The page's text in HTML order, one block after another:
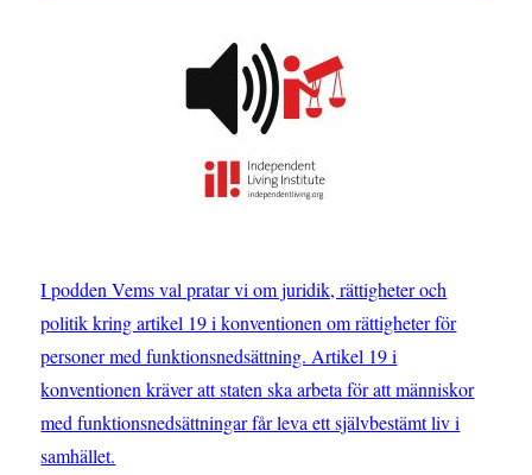
I podden Vems val pratar vi om juridik, rättigheter och
politik kring artikel 19 i konventionen om rättigheter för
personer med funktionsnedsättning. Artikel 19 i
konventionen kräver att staten ska arbeta för att människor
med funktionsnedsättningar får leva ett självbestämt liv i
samhället.